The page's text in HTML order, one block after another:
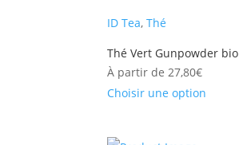
ID Tea,Thé
Thé Vert Gunpowder bio
À partir de27,80€
Choisir une option